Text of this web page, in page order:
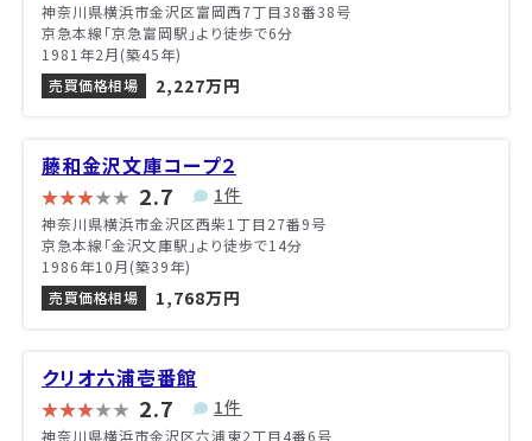
神奈川県横浜市金沢区富岡西7丁目38番38号
京急本線「京急富岡駅」より徒歩で6分
1981年2月(築45年)
売買価格相場
2,227万円
藤和金沢文庫コープ２
2.7 1件
神奈川県横浜市金沢区西柴1丁目27番9号
京急本線「金沢文庫駅」より徒歩で14分
1986年10月(築39年)
売買価格相場
1,768万円
クリオ六浦壱番館
2.7 1件
神奈川県横浜市金沢区六浦東2丁目4番6号